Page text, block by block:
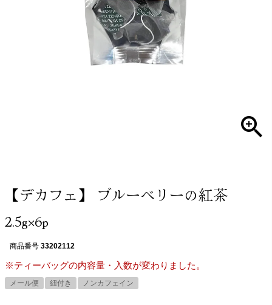
【デカフェ】 ブルーベリーの紅茶
2.5g×6p
商品番号 33202112
※ティーバッグの内容量・入数が変わりました。
メール便 紐付き ノンカフェイン